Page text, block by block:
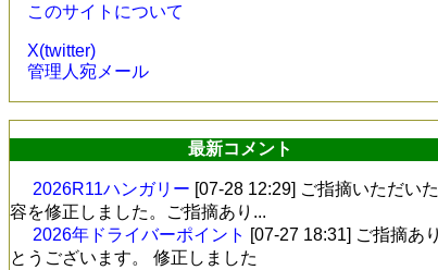
このサイトについて
X(twitter)
管理人宛メール
最新コメント
2026R11ハンガリー [07-28 12:29] ご指摘いただい
容を修正しました。ご指摘あり...
2026年ドライバーポイント [07-27 18:31] ご指摘あ
とうございます。 修正しました